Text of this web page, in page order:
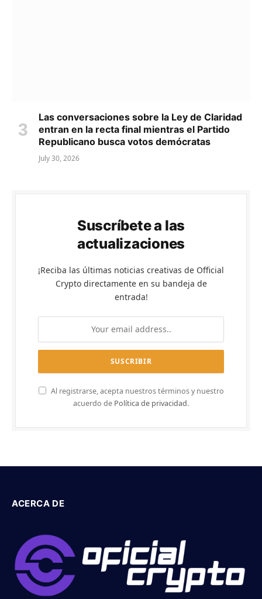
Las conversaciones sobre la Ley de Claridad
entran en la recta final mientras el Partido
Republicano busca votos demócratas
July 30, 2026
Suscríbete a las
actualizaciones
¡Reciba las últimas noticias creativas de Official
Crypto directamente en su bandeja de
entrada!
Al registrarse, acepta nuestros términos y nuestro
acuerdo de Política de privacidad.
ACERCA DE